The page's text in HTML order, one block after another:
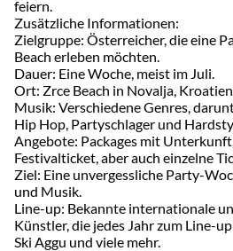
feiern.
Zusätzliche Informationen:
Zielgruppe: Österreicher, die eine
Beach erleben möchten.
Dauer: Eine Woche, meist im Juli.
Ort: Zrce Beach in Novalja,
Musik: Verschiedene Genres,
Hip Hop, Partyschlager und
Angebote: Packages mit
Festivalticket, aber auch einzelne
Ziel: Eine unvergessliche Party-
und Musik.
Line-up: Bekannte internationale
Künstler, die jedes Jahr zum Line-
Ski Aggu und viele mehr.